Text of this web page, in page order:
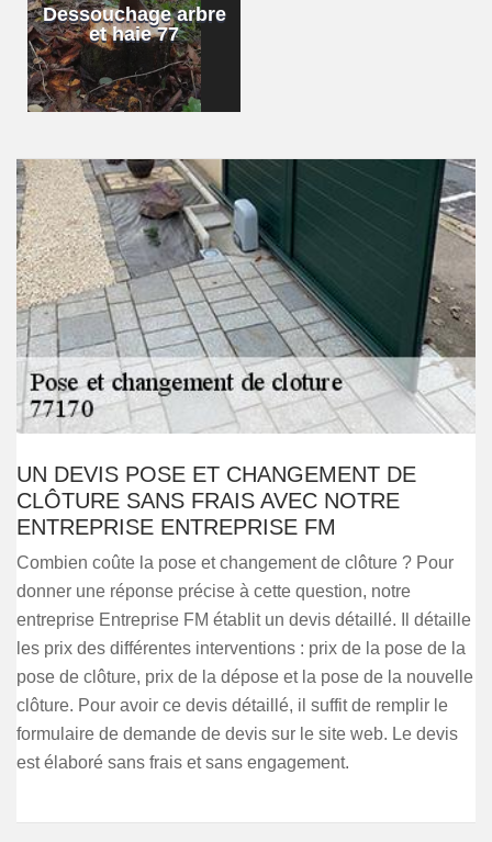
Dessouchage arbre
et haie 77
UN DEVIS POSE ET CHANGEMENT DE
CLÔTURE SANS FRAIS AVEC NOTRE
ENTREPRISE ENTREPRISE FM
Combien coûte la pose et changement de clôture ? Pour
donner une réponse précise à cette question, notre
entreprise Entreprise FM établit un devis détaillé. Il détaille
les prix des différentes interventions : prix de la pose de la
pose de clôture, prix de la dépose et la pose de la nouvelle
clôture. Pour avoir ce devis détaillé, il suffit de remplir le
formulaire de demande de devis sur le site web. Le devis
est élaboré sans frais et sans engagement.